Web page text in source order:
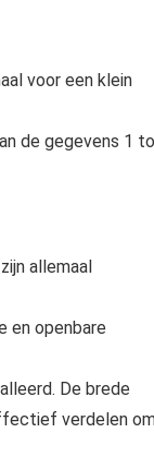
voor een klein
de gegevens 1
allemaal
en openbare
De brede
verdelen